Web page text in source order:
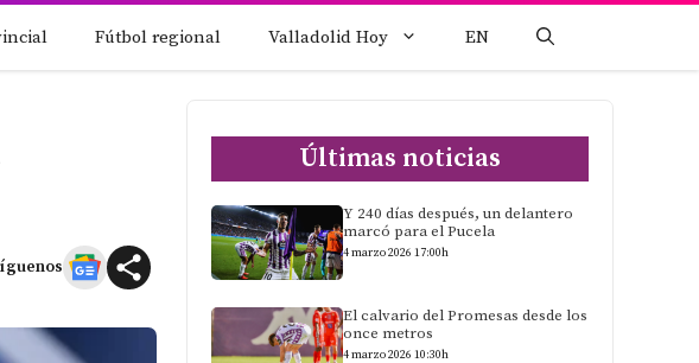
Fútbol regional Valladolid Hoy EN
Últimas noticias
Y 240 días después, un delantero
marcó para el Pucela
4 marzo 2026 17:00h
El calvario del Promesas desde los
once metros
4 marzo 2026 10:30h